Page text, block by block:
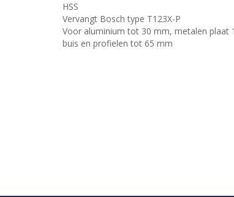
HSS
Vervangt Bosch type T123X-P
Voor aluminium tot 30 mm, metalen plaat
buis en profielen tot 65 mm